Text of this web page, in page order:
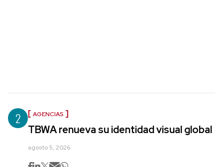
2 AGENCIAS
TBWA renueva su identidad visual global
agosto 5, 2026